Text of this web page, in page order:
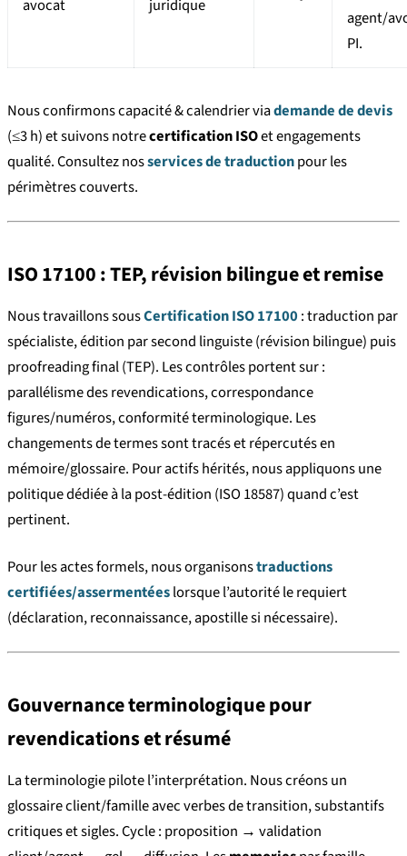
avocat
juridique
agent/
PI.
Nous confirmons capacité & calendrier viademande de devis
(≤3 h) et suivons notrecertification ISOet engagements
qualité. Consultez nosservices de traductionpour les
périmètres couverts.
ISO 17100 : TEP, révision bilingue et remise
Nous travaillons sousCertification ISO 17100 : traduction par
spécialiste, édition par second linguiste (révision bilingue) puis
proofreading final (TEP). Les contrôles portent sur :
parallélisme des revendications, correspondance
figures/numéros, conformité terminologique. Les
changements de termes sont tracés et répercutés en
mémoire/glossaire. Pour actifs hérités, nous appliquons une
politique dédiée à la post-édition (ISO 18587) quand c’est
pertinent.
Pour les actes formels, nous organisonstraductions
certifiées/assermentéeslorsque l’autorité le requiert
(déclaration, reconnaissance, apostille si nécessaire).
Gouvernance terminologique pour
revendications et résumé
La terminologie pilote l’interprétation. Nous créons un
glossaire client/famille avec verbes de transition, substantifs
critiques et sigles. Cycle : proposition → validation